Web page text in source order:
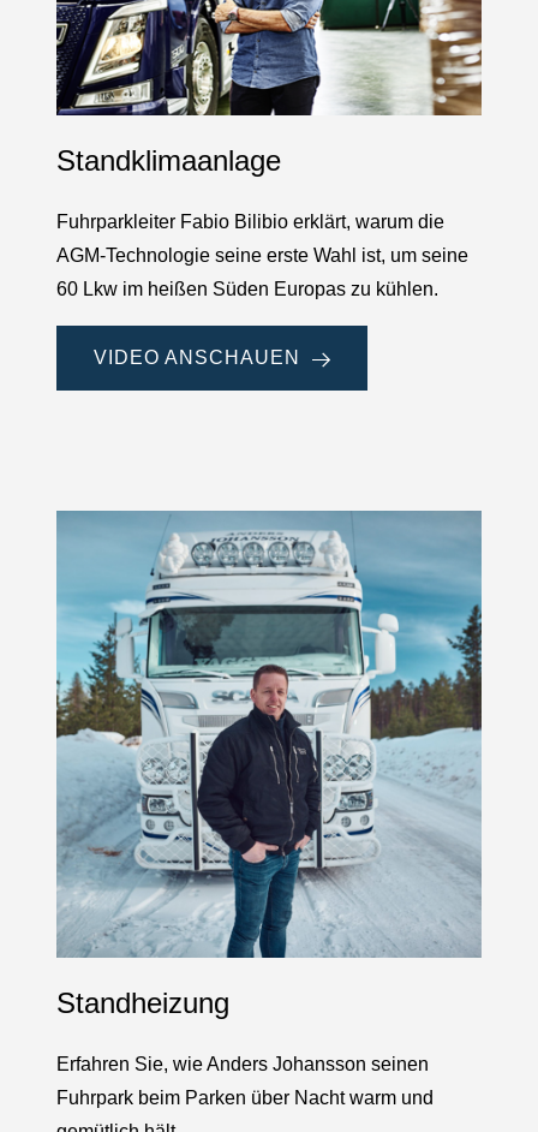
Standklimaanlage
Fuhrparkleiter Fabio Bilibio erklärt, warum die
AGM-Technologie seine erste Wahl ist, um seine
60 Lkw im heißen Süden Europas zu kühlen.
VIDEO ANSCHAUEN
Standheizung
Erfahren Sie, wie Anders Johansson seinen
Fuhrpark beim Parken über Nacht warm und